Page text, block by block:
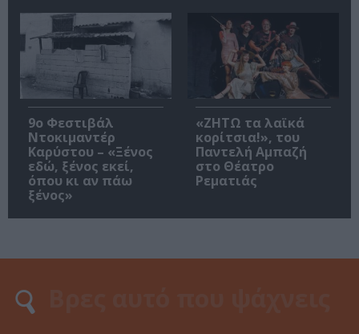
9ο Φεστιβάλ
Ντοκιμαντέρ
Καρύστου – «Ξένος
εδώ, ξένος εκεί,
όπου κι αν πάω
ξένος»
«ΖΗΤΩ τα λαϊκά
κορίτσια!», του
Παντελή Αμπαζή
στο Θέατρο
Ρεματιάς